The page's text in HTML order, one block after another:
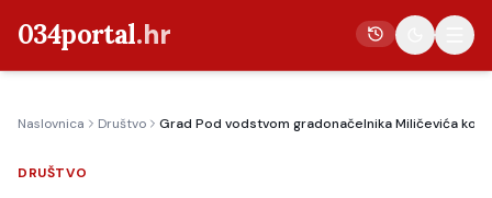
034portal.hr
Crna kronika
Naslovnica Društvo Grad Pod vodstvom gradonačelnika Miličevića koji
DRUŠTVO